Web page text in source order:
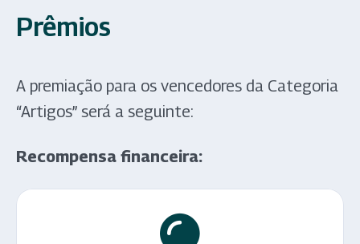
Prêmios
A premiação para os vencedores da Categoria
“Artigos” será a seguinte:
Recompensa financeira: